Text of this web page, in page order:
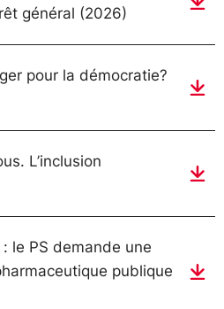
général (2026)
pour la démocratie?
L’inclusion
le PS demande une
publique